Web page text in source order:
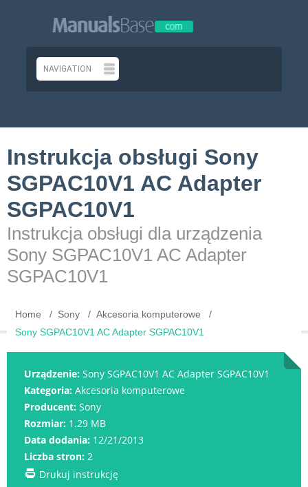
Instrukcja obsługi Sony
SGPAC10V1 AC Adapter
SGPAC10V1
Instrukcja obsługi dla urządzenia
Sony SGPAC10V1 AC Adapter
SGPAC10V1
Home Sony
Akcesoria komputerowe
Sony SGPAC10V1 AC Adapter SGPAC10V1
Urządzenie: Sony SGPAC10V1 AC Adapter SGPAC10V1
Kategoria: Akcesoria komputerowe
Producent: Sony
Rozmiar: 1.29 MB
Data dodania: 12/21/2013
Liczba stron: 2
Drukuj instrukcję